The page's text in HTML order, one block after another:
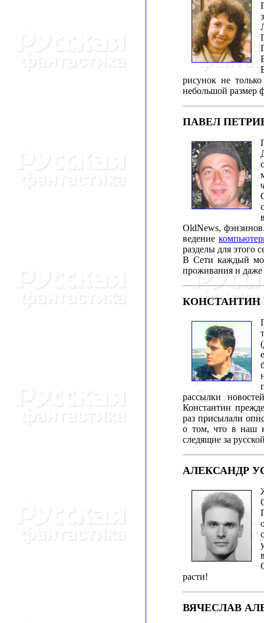
рисунок не
небольшой размер
ПАВЕЛ
ОldNews,
ведение
разделы для этого
В Сети каждый
проживания и даже
рассылки
Константин
раз присылали
о том, что в наш
следящие за
АЛЕКСАНДР
расти!
ВЯЧЕСЛАВ